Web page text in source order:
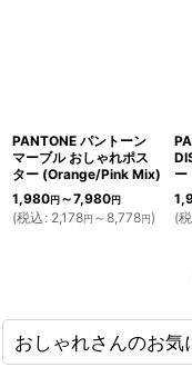
PANTONE パントーン
マーブル おしゃれポス
ター (Orange/Pink Mix)
1,980円～7,980円
(税込 : 2,178円 ～8,778円)
ー
(
おしゃれさんのお気